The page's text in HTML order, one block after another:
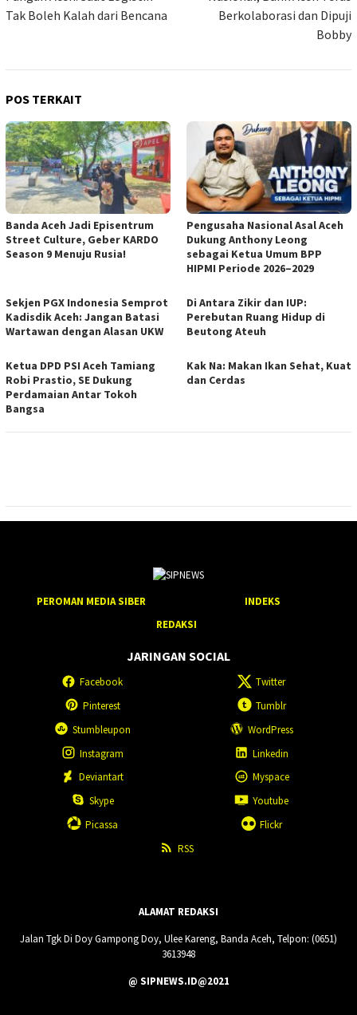
Tak Boleh Kalah dari Bencana
Berkolaborasi dan Dipuji
Bobby
POS TERKAIT
Banda Aceh Jadi Episentrum
Street Culture, Geber KARDO
Season 9 Menuju Rusia!
Pengusaha Nasional Asal Aceh
Dukung Anthony Leong
sebagai Ketua Umum BPP
HIPMI Periode 2026–2029
Sekjen PGX Indonesia Semprot
Kadisdik Aceh: Jangan Batasi
Wartawan dengan Alasan UKW
Di Antara Zikir dan IUP:
Perebutan Ruang Hidup di
Beutong Ateuh
Ketua DPD PSI Aceh Tamiang
Robi Prastio, SE Dukung
Perdamaian Antar Tokoh
Bangsa
Kak Na: Makan Ikan Sehat, Kuat
dan Cerdas
PEROMAN MEDIA SIBER
INDEKS
REDAKSI
JARINGAN SOCIAL
Facebook
Twitter
Pinterest
Tumblr
Stumbleupon
WordPress
Instagram
Linkedin
Deviantart
Myspace
Skype
Youtube
Picassa
Flickr
RSS
ALAMAT REDAKSI
Jalan Tgk Di Doy Gampong Doy, Ulee Kareng, Banda Aceh, Telpon: (0651)
3613948
@ SIPNEWS.ID@2021